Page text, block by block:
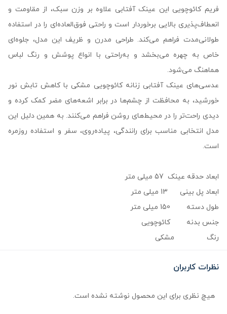
فریم کائوچویی این عینک آفتابی علاوه بر وزن سبک، از مقاومت و
انعطاف‌پذیری بالایی برخوردار است و راحتی فوق‌العاده‌ای را در استفاده
طولانی‌مدت فراهم می‌کند. طراحی مدرن و ظریف این مدل، جلوه‌ای
خاص به چهره می‌بخشد و به‌راحتی با انواع پوشش و رنگ لباس
هماهنگ می‌شود.
عدسی‌های عینک آفتابی زنانه کائوچویی مشکی با کاهش تابش نور
خورشید، به محافظت از چشم‌ها در برابر اشعه‌های مضر کمک کرده و
دیدی راحت‌تر را در محیط‌های روشن فراهم می‌کنند. به همین دلیل این
مدل انتخابی مناسب برای رانندگی، پیاده‌روی، سفر و استفاده روزمره
است.
ابعاد حدقه عینک 57 میلی متر
ابعاد پل بینی 13 میلی متر
طول دسته 150 میلی متر
جنس بدنه کائوچویی
رنگ مشکی
نظرات کاربران
هیچ نظری برای این محصول نوشته نشده است.